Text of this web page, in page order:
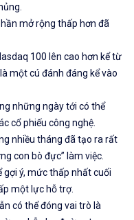
mở rộng thấp hơn đã
100 lên cao hơn kể từ
một cú đánh đáng kể vào
những ngày tới có thể
cổ phiếu công nghệ.
nhiều tháng đã tạo ra rất
con bò đực” làm việc.
gợi ý, mức thấp nhất cuối
một lực hỗ trợ.
có thể đóng vai trò là